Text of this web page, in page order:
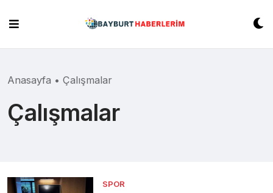
content
Anasayfa • Çalışmalar
Çalışmalar
SPOR